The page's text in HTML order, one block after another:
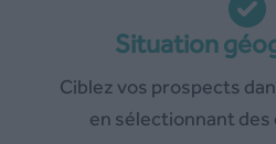
Situation
Ciblez vos prospects
en sélectionnant des